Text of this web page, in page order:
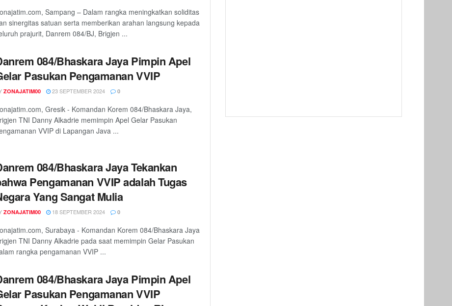
Sampang – Dalam rangka meningkatkan soliditas
sinergitas satuan serta memberikan arahan langsung kepada
prajurit, Danrem 084/BJ, Brigjen ...
084/Bhaskara Jaya Pimpin Apel
Pasukan Pengamanan VVIP
ZONAJATIM00 23 SEPTEMBER 2024 0
Gresik - Komandan Korem 084/Bhaskara Jaya,
TNI Danny Alkadrie memimpin Apel Gelar Pasukan
VVIP di Lapangan Java ...
084/Bhaskara Jaya Tekankan
Pengamanan VVIP adalah Tugas
Yang Sangat Mulia
ZONAJATIM00 18 SEPTEMBER 2024 0
Surabaya - Komandan Korem 084/Bhaskara Jaya
TNI Danny Alkadrie pada saat memimpin Gelar Pasukan
rangka pengamanan VVIP ...
084/Bhaskara Jaya Pimpin Apel
Pasukan Pengamanan VVIP